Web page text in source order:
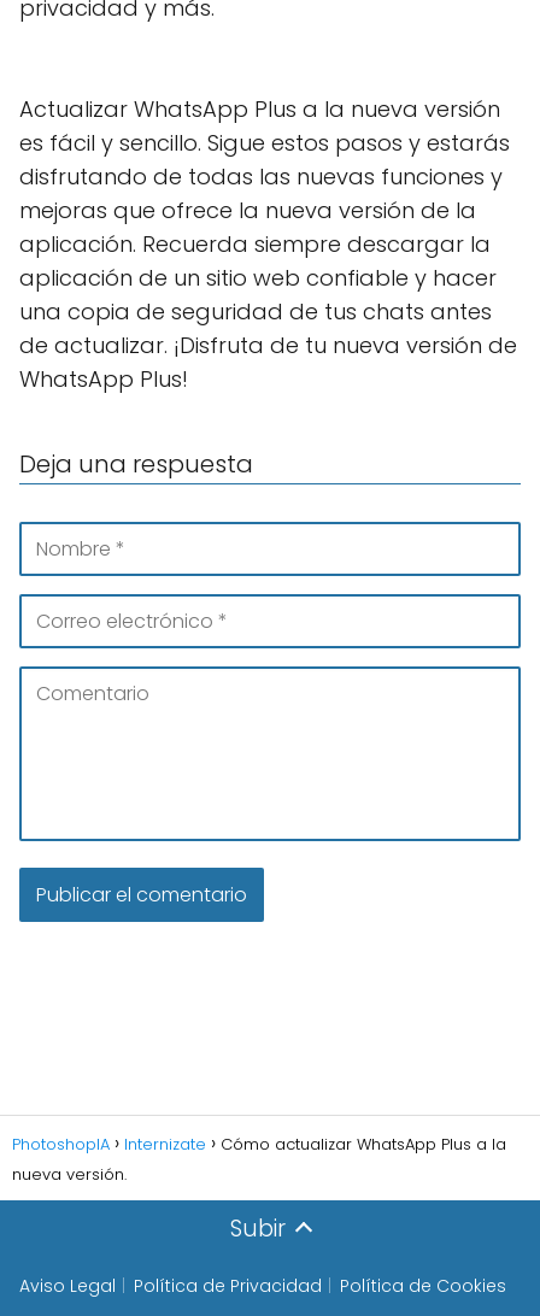
privacidad y más.
Actualizar WhatsApp Plus a la nueva versión
es fácil y sencillo. Sigue estos pasos y estarás
disfrutando de todas las nuevas funciones y
mejoras que ofrece la nueva versión de la
aplicación. Recuerda siempre descargar la
aplicación de un sitio web confiable y hacer
una copia de seguridad de tus chats antes
de actualizar. ¡Disfruta de tu nueva versión de
WhatsApp Plus!
Deja una respuesta
PhotoshopIA Internizate
Cómo actualizar WhatsApp Plus a la
nueva versión.
Subir
Aviso Legal Política de Privacidad Política de Cookies